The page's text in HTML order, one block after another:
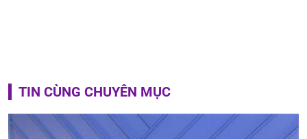
TIN CÙNG CHUYÊN MỤC